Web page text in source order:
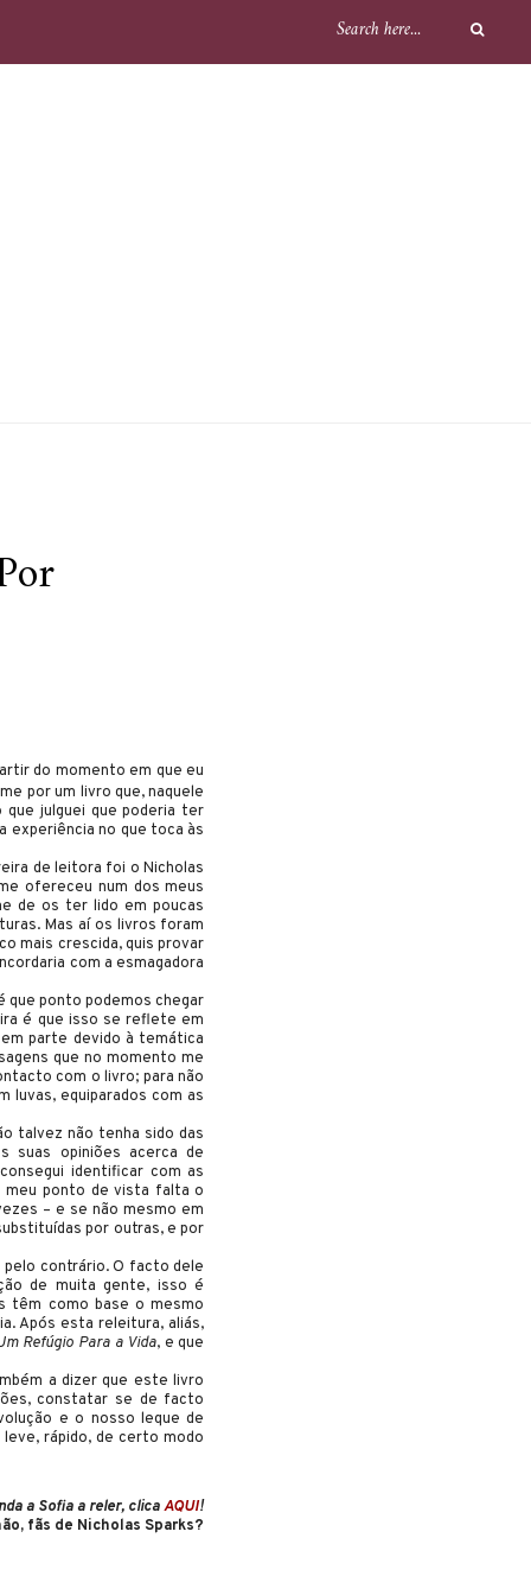
do momento em que eu
por um livro que, naquele
julguei que poderia ter
experiência no que toca às
de leitora foi o Nicholas
ofereceu num dos meus
de os ter lido em poucas
Mas aí os livros foram
mais crescida, quis provar
com a esmagadora
que ponto podemos chegar
é que isso se reflete em
parte devido à temática
que no momento me
com o livro; para não
equiparados com as
talvez não tenha sido das
suas opiniões acerca de
identificar com as
meu ponto de vista falta o
– e se não mesmo em
por outras, e por
pelo contrário. O facto dele
de muita gente, isso é
têm como base o mesmo
Após esta releitura, aliás,
Refúgio Para a Vida, e que
a dizer que este livro
constatar se de facto
e o nosso leque de
rápido, de certo modo
a Sofia a reler, clicaAQUI!
fãs de Nicholas Sparks?